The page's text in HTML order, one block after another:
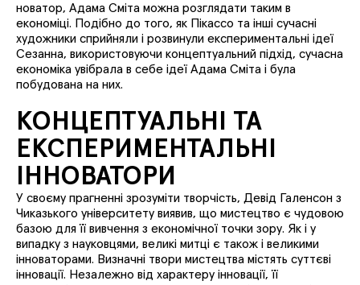
новатор, Адама Сміта можна розглядати таким в
економіці. Подібно до того, як Пікассо та інші сучасні
художники сприйняли і розвинули експериментальні ідеї
Сезанна, використовуючи концептуальний підхід, сучасна
економіка увібрала в себе ідеї Адама Сміта і була
побудована на них.
КОНЦЕПТУАЛЬНІ ТА
ЕКСПЕРИМЕНТАЛЬНІ
ІННОВАТОРИ
У своєму прагненні зрозуміти творчість, Девід Галенсон з
Чиказького університету виявив, що мистецтво є чудовою
базою для її вивчення з економічної точки зору. Як і у
випадку з науковцями, великі митці є також і великими
інноваторами. Визначні твори мистецтва містять суттєві
інновації. Незалежно від характеру інновації, її